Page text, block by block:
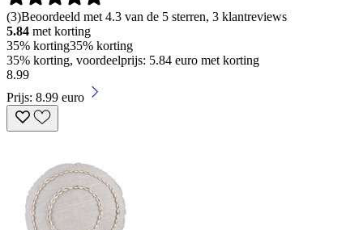
(3)Beoordeeld met 4.3 van de 5 sterren, 3 klantreviews
5.84 met korting
35% korting35% korting
35% korting, voordeelprijs: 5.84 euro met korting
8.99
Prijs: 8.99 euro